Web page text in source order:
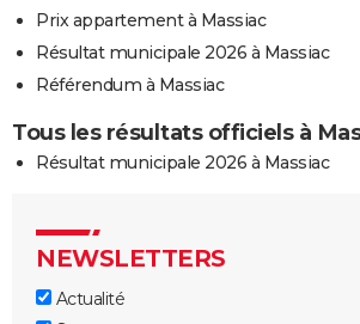
Prix appartement à Massiac
Résultat municipale 2026 à Massiac
Référendum à Massiac
Tous les résultats officiels à
Résultat municipale 2026 à Massiac
NEWSLETTERS
Actualité